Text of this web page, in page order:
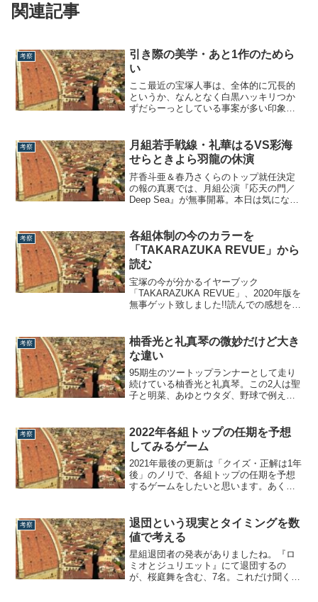
関連記事
考察
引き際の美学・あと1作のためら
い
ここ最近の宝塚人事は、全体的に冗長的
というか、なんとなく白黒ハッキリつか
ずだらーっとしている事案が多い印象で
のですが、それが最も表れているのは、
トップの任期だと思います。宝塚に限ら
ず、何事も「終わりがあるからこそ美し
い」のであっ...
考察
月組若手戦線・礼華はるVS彩海
せらときよら羽龍の休演
芹香斗亜＆春乃さくらのトップ就任決定
の報の真裏では、月組公演『応天の門／
Deep Sea』が無事開幕。本日は気になる
ル：桃歌雪／天愛るりあ／白河りり／き
よら羽龍／咲彩いちご↓礼華はる・彩海せ
ら↓彩みちる・天紫珠李↓風間柚乃...
考察
各組体制の今のカラーを
「TAKARAZUKA REVUE」から
読む
宝塚の今が分かるイヤーブック
「TAKARAZUKA REVUE」、2020年版を
無事ゲット致しました!!読んでの感想を何
の組体制により本の構成が毎年変わるの
ですが、今年の主要ページは各組のトッ
プ・2番手・3～4番目の...
考察
柚香光と礼真琴の微妙だけど大き
な違い
95期生のツートップランナーとして走り
続けている柚香光と礼真琴。この2人は聖
子と明菜、あゆとウタダ、野球で例える
の回数、組内に同期路線がもう1人いるこ
と、バウ主演、東上主演、3番手や2番手
の昇格の時期、そしてトップスターに就
任し...
考察
2022年各組トップの任期を予想
してみるゲーム
2021年最後の更新は「クイズ・正解は1年
後」のノリで、各組トップの任期を予想
するゲームをしたいと思います。あくま
している予想です。決して早く辞めて欲
しいという希望ではないことをご承知の
うえ、どうぞお付き合い下さい。なお、
順番は...
考察
退団という現実とタイミングを数
値で考える
星組退団者の発表がありましたね。『ロ
ミオとジュリエット』にて退団するの
が、桜庭舞を含む、7名。これだけ聞くと